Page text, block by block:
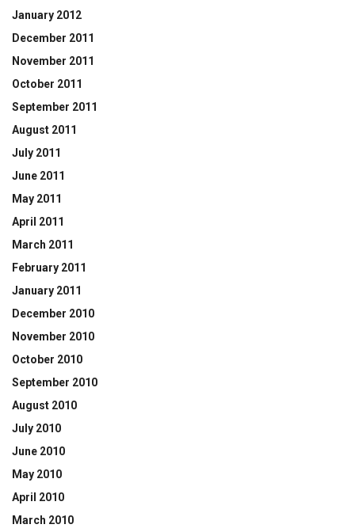
January 2012
December 2011
November 2011
October 2011
September 2011
August 2011
July 2011
June 2011
May 2011
April 2011
March 2011
February 2011
January 2011
December 2010
November 2010
October 2010
September 2010
August 2010
July 2010
June 2010
May 2010
April 2010
March 2010